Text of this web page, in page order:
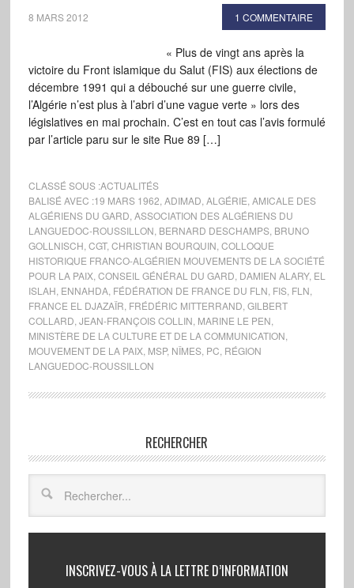
8 MARS 2012 1 COMMENTAIRE
« Plus de vingt ans après la
victoire du Front islamique du Salut (FIS) aux élections de
décembre 1991 qui a débouché sur une guerre civile,
l’Algérie n’est plus à l’abri d’une vague verte » lors des
législatives en mai prochain. C’est en tout cas l’avis formulé
par l’article paru sur le site Rue 89 […]
CLASSÉ SOUS :ACTUALITÉS
BALISÉ AVEC :19 MARS 1962 ADIMAD ALGÉRIE AMICALE DES
ALGÉRIENS DU GARD ASSOCIATION DES ALGÉRIENS DU
LANGUEDOC-ROUSSILLON BERNARD DESCHAMPS, BRUNO
GOLLNISCH CGT, CHRISTIAN BOURQUIN COLLOQUE
HISTORIQUE FRANCO-ALGÉRIEN MOUVEMENTS DE LA SOCIÉTÉ
POUR LA PAIX, CONSEIL GÉNÉRAL DU GARD DAMIEN ALARY, EL
ISLAH ENNAHDA, FÉDÉRATION DE FRANCE DU FLN FIS, FLN
FRANCE EL DJAZAÏR FRÉDÉRIC MITTERRAND GILBERT
COLLARD JEAN-FRANÇOIS COLLIN MARINE LE PEN
MINISTÈRE DE LA CULTURE ET DE LA COMMUNICATION
MOUVEMENT DE LA PAIX, MSP, NÎMES, PC RÉGION
LANGUEDOC-ROUSSILLON
RECHERCHER
INSCRIVEZ-VOUS À LA LETTRE D’INFORMATION